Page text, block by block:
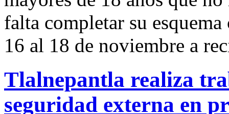
falta completar su
16 al 18 de noviembre a
Tlalnepantla realiza
seguridad externa en